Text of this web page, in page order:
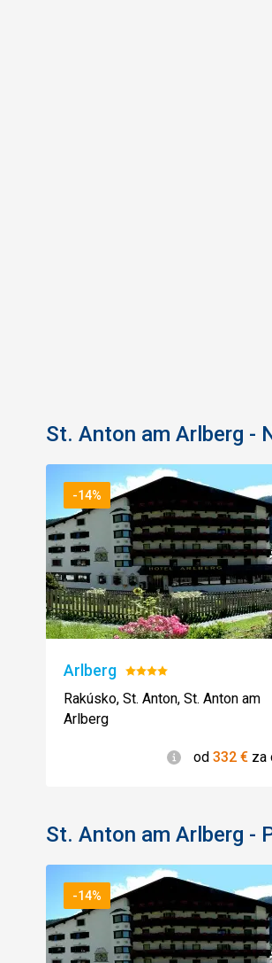
St. Anton am Arlberg -
-14%
Arlberg Hodnotenie:
4/5
Rakúsko, St. Anton, St. Anton am
Arlberg
Informácie
od 332 € za
St. Anton am Arlberg -
-14%